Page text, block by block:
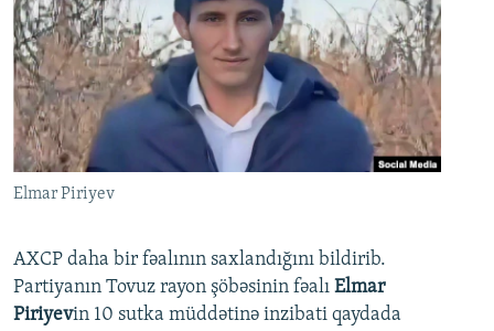
Elmar Piriyev
AXCP daha bir fəalının saxlandığını bildirib.
Partiyanın Tovuz rayon şöbəsinin fəalı Elmar
Piriyevin 10 sutka müddətinə inzibati qaydada